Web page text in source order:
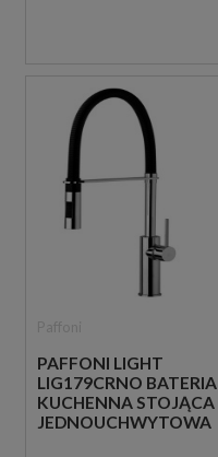
PAFFONI LIGHT
LIG179CRNO BATERIA
KUCHENNA STOJĄCA
JEDNOUCHWYTOWA